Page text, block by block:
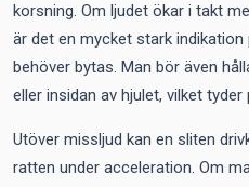
korsning. Om ljudet ökar i takt
är det en mycket stark
behöver bytas. Man bör även
eller insidan av hjulet, vilket
Utöver missljud kan en sliten
ratten under acceleration. Om